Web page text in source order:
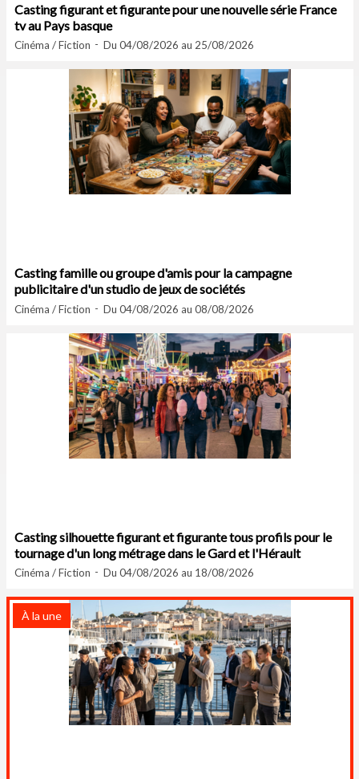
Casting figurant et figurante pour une nouvelle série France
tv au Pays basque
Cinéma / Fiction Du 04/08/2026 au 25/08/2026
Casting famille ou groupe d'amis pour la campagne
publicitaire d'un studio de jeux de sociétés
Cinéma / Fiction Du 04/08/2026 au 08/08/2026
Casting silhouette figurant et figurante tous profils pour le
tournage d'un long métrage dans le Gard et l'Hérault
Cinéma / Fiction Du 04/08/2026 au 18/08/2026
À la une